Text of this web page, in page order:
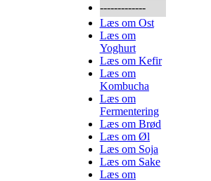
-------------
Læs om Ost
Læs om
Yoghurt
Læs om Kefir
Læs om
Kombucha
Læs om
Fermentering
Læs om Brød
Læs om Øl
Læs om Soja
Læs om Sake
Læs om